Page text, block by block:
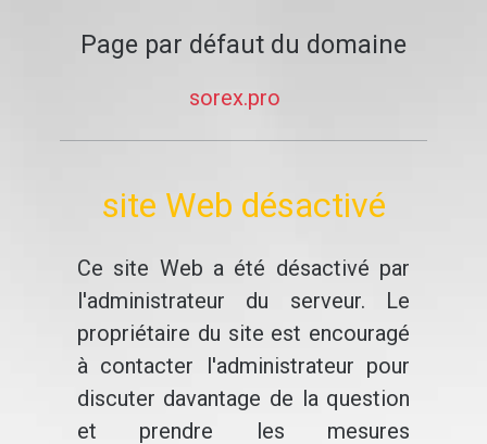
Page par défaut du domaine
sorex.pro
site Web désactivé
Ce site Web a été désactivé par
l'administrateur du serveur. Le
propriétaire du site est encouragé
à contacter l'administrateur pour
discuter davantage de la question
et prendre les mesures